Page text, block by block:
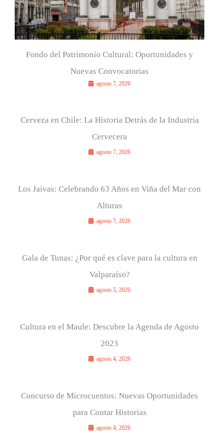
Fondo del Patrimonio Cultural: Oportunidades y
Nuevas Convocatorias
agosto 7, 2026
Cerveza en Chile: La Historia Detrás de la Industria
Cervecera
agosto 7, 2026
Los Jaivas: Celebrando 63 Años en Viña del Mar con
Alturas
agosto 7, 2026
Gala de Tunas: ¿Por qué es clave para la cultura en
Valparaíso?
agosto 5, 2026
Cultura en el Maule: Descubre la Agenda de Agosto
2023
agosto 4, 2026
Concurso de Microcuentos: Nuevas Oportunidades
para Contar Historias
agosto 4, 2026